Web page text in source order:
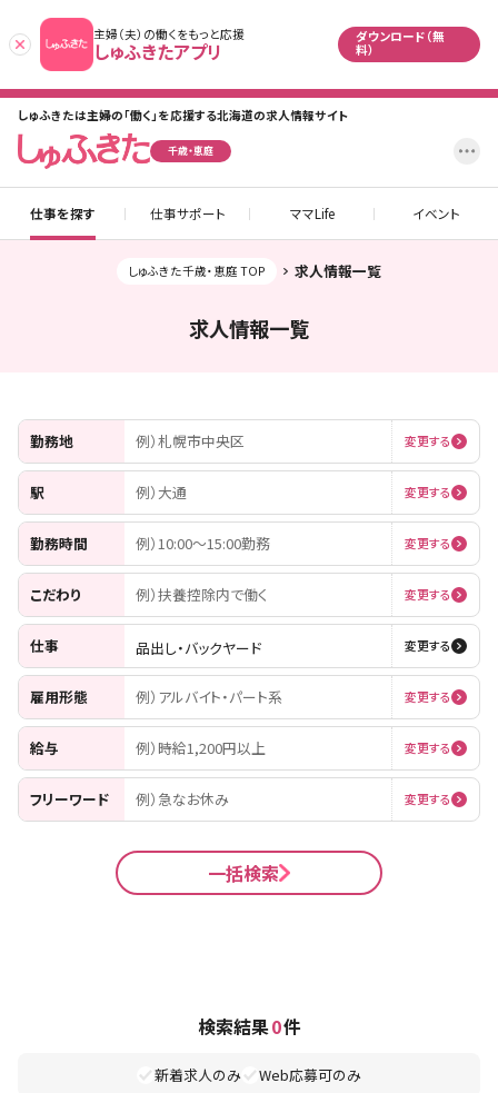
主婦（夫）の働くをもっと応援
しゅふきたアプリ
あとで
ダウンロード（無
料）
しゅふきたは主婦の「働く」を応援する北海道の求人情報サイト
千歳・恵庭
仕事を探す 仕事サポート ママLife イベント
しゅふきた千歳・恵庭 TOP 求人情報一覧
求人情報一覧
勤務地 例）札幌市中央区 変更する
駅 例）大通 変更する
勤務時間 例）10:00〜15:00勤務 変更する
こだわり 例）扶養控除内で働く 変更する
仕事 品出し・バックヤード 変更する
雇用形態 例）アルバイト・パート系 変更する
給与 例）時給1,200円以上 変更する
フリーワード 例）急なお休み 変更する
一括検索
検索結果0件
新着求人のみ Web応募可のみ